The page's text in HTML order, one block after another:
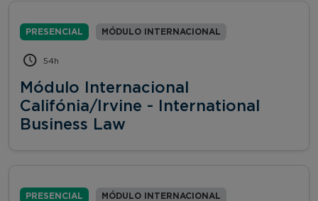
PRESENCIAL MÓDULO INTERNACIONAL
54h
Módulo Internacional
Califónia/Irvine - International
Business Law
PRESENCIAL MÓDULO INTERNACIONAL